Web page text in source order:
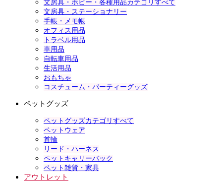
文房具・ホビー・各種用品カテゴリすべて
文房具・ステーショナリー
手帳・メモ帳
オフィス用品
トラベル用品
車用品
自転車用品
生活用品
おもちゃ
コスチューム・パーティーグッズ
ペットグッズ
ペットグッズカテゴリすべて
ペットウェア
首輪
リード・ハーネス
ペットキャリーバック
ペット雑貨・家具
アウトレット